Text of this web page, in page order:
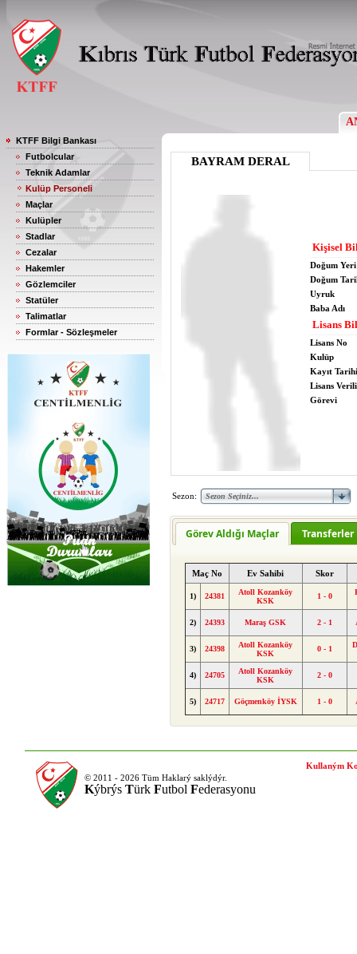
KTFF Bilgi Bankası
Futbolcular
Teknik Adamlar
Kulüp Personeli
Maçlar
Kulüpler
Stadlar
Cezalar
Hakemler
Gözlemciler
Statüler
Talimatlar
Formlar - Sözleşmeler
BAYRAM DERAL
Kişisel
Doğum Yeri
Doğum
Uyruk
Baba Adı
Lisans
Lisans No
Kulüp
Kayıt Tarihi
Lisans
Görevi
Sezon:
Görev Aldığı Maçlar Transferler
Maç No Ev Sahibi Skor
1) 24381
Atoll Kozanköy
KSK
1 - 0
2) 24393 Maraş GSK 2 - 1
3) 24398
Atoll Kozanköy
KSK
0 - 1
4) 24705
Atoll Kozanköy
KSK
2 - 0
5) 24717 Göçmenköy İYSK 1 - 0
© 2011 - 2026 Tüm Haklarý saklýdýr.
Kýbrýs Türk Futbol Federasyonu
Kullaným